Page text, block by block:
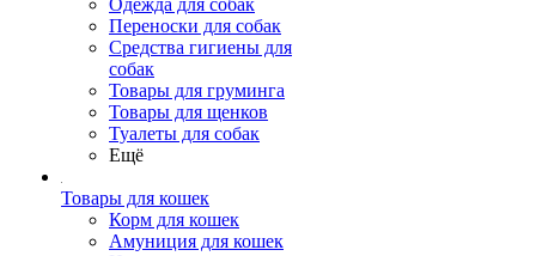
Одежда для собак
Переноски для собак
Средства гигиены для
собак
Товары для груминга
Товары для щенков
Туалеты для собак
Ещё
Товары для кошек
Корм для кошек
Амуниция для кошек